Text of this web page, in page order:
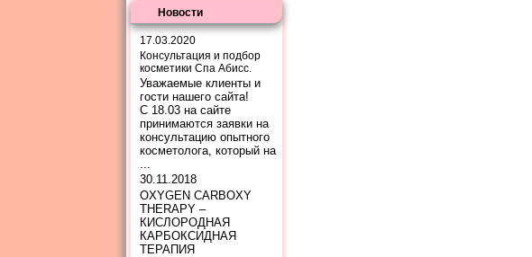
Новости
17.03.2020
Консультация и подбор
косметики Спа Абисс.
Уважаемые клиенты и
гости нашего сайта!
С 18.03 на сайте
принимаются заявки на
консультацию опытного
косметолога, который на
30.11.2018
OXYGEN CARBOXY
THERAPY –
КИСЛОРОДНАЯ
КАРБОКСИДНАЯ
ТЕРАПИЯ